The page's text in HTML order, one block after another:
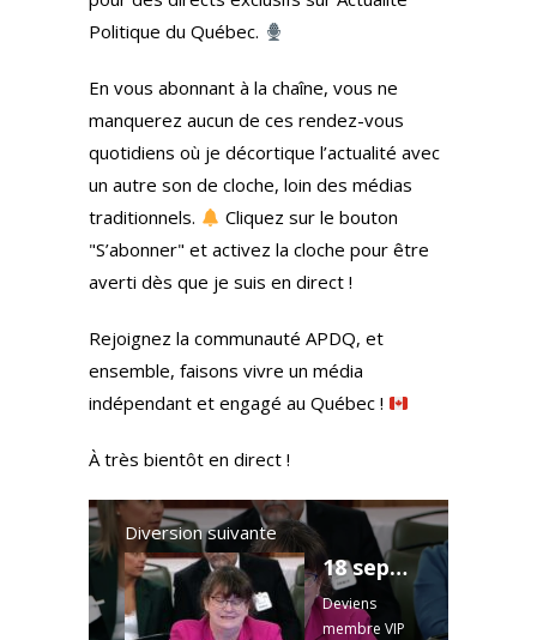
Politique du Québec.
En vous abonnant à la chaîne, vous ne
manquerez aucun de ces rendez-vous
quotidiens où je décortique l’actualité avec
un autre son de cloche, loin des médias
traditionnels.
Cliquez sur le bouton
"S’abonner" et activez la cloche pour être
averti dès que je suis en direct !
Rejoignez la communauté APDQ, et
ensemble, faisons vivre un média
indépendant et engagé au Québec !
À très bientôt en direct !
Diversion suivante
18 sept 2024 PL-69 journée complète
Deviens
membre VIP